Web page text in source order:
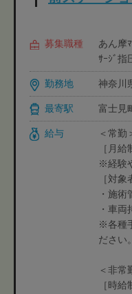
募集職種
あん摩
ｻｰｼﾞ指
勤務地 神奈川
最寄駅 富士見
給与
＜常勤
［月
※経験
［対象
・施術
・車両
※各種
ださい。
＜非常
［時